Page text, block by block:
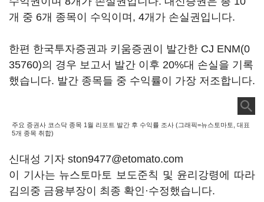
개 중 6개 종목이 수익이며, 4개가 손실권입니다.
한편 한국투자증권과 키움증권이 발간한 CJ ENM(0
35760)의 경우 보고서 발간 이후 20%대 손실을 기록
했습니다. 발간 종목들 중 수익률이 가장 저조합니다.
주요 증권사 코스닥 종목 1월 리포트 발간 후 수익률 조사 (그래픽=뉴스토마토, 대표
5개 종목 취합)
신대성 기자 ston9477@etomato.com
이 기사는 뉴스토마토 보도준칙 및 윤리강령에 따라
김의중 금융부장이 최종 확인·수정했습니다.